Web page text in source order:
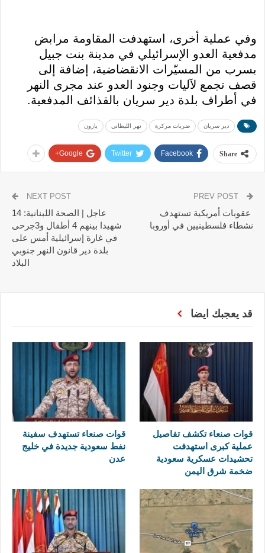
وفي عملية أخرى، استهدفت المقاومة مرابض
مدفعية العدو الإسرائيلي في مدينة بنت جبيل
بسرب من المسيّرات الانقضاضية، إضافة إلى
قصف تجمع لآليات وجنود العدو عند مجرى النهر
في أطراف بلدة دير سريان بالقذائف المدفعية.
دير سريان ضربات مركزة نهر الليطاني يارون
Share
Facebook
Twitter
Google+
عقوبات أمريكية تستهدف
نشطاء فلسطينيين في أوروبا
NEXT POST
عاجل | الصحة اللبنانية: 14
شهيدا بينهم 4 أطفال و3جرحى
في غارة إسرائيلية أمس على
بلدة دير قانون النهر جنوبي
البلاد
قد يعجبك ايضا
قوات صنعاء تكشف تفاصيل
عملية كبرى استهدفت
تحشيدات عسكرية سعودية
ضخمة شرق اليمن
قوات صنعاء تستهدف سفينة
نفط سعودية جديدة في خليج
عدن